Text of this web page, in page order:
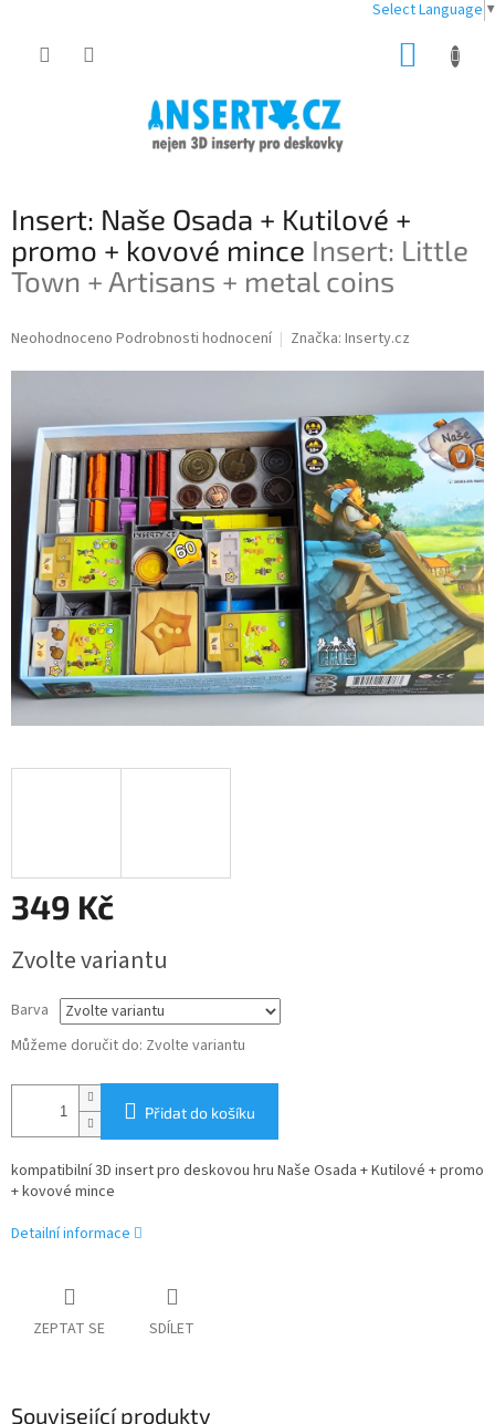
Select Language ▼
Insert: Naše Osada + Kutilové +
promo + kovové mince Insert: Little
Town + Artisans + metal coins
Průměrné
z
5
hvězdiček.
Neohodnoceno Podrobnosti hodnocení Značka: Inserty.cz
349 Kč
cena:
Zvolte variantu
Barva
Můžeme doručit do: Zvolte variantu
Přidat do košíku
kompatibilní 3D insert pro deskovou hru Naše Osada + Kutilové + promo
+ kovové mince
Detailní informace
ZEPTAT SE SDÍLET
Související produkty